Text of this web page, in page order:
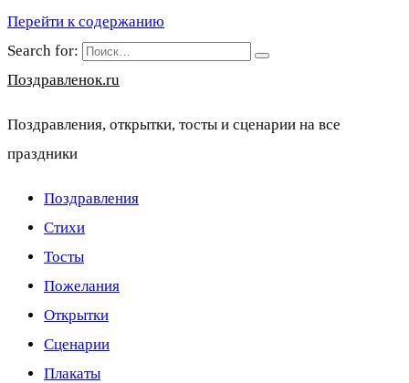
Перейти к содержанию
Search for:
Поздравленок.ru
Поздравления, открытки, тосты и сценарии на все
праздники
Поздравления
Стихи
Тосты
Пожелания
Открытки
Сценарии
Плакаты